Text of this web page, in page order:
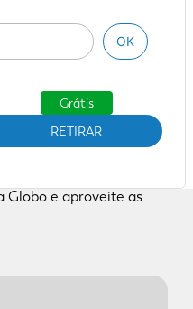
OK
RETIRAR
Grátis
Globo e aproveite as